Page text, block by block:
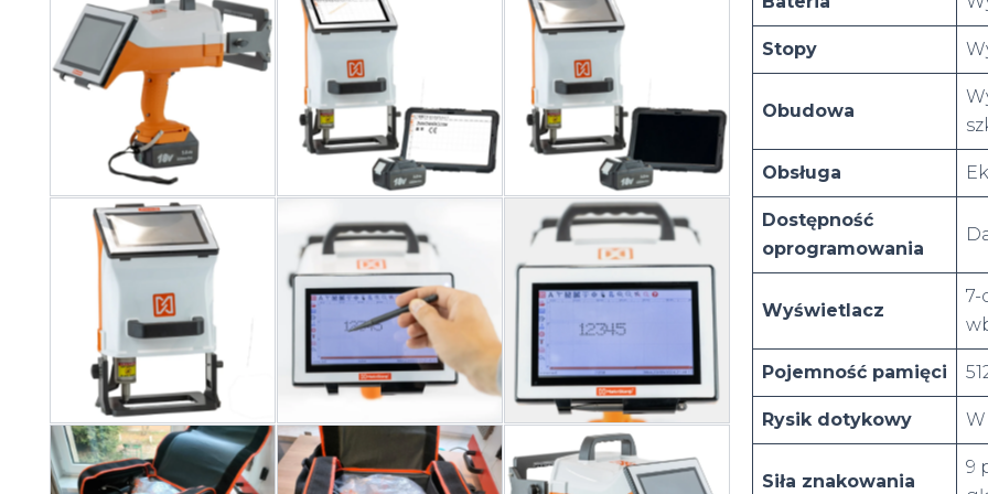
Stopy
Obudowa
Obsługa
Dostępność
oprogramowania
Wyświetlacz
7-
Pojemność pamięci
Rysik dotykowy
Siła znakowania
9